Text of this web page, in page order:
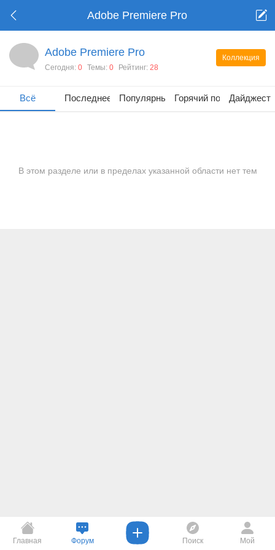
Adobe Premiere Pro
Коллекция
Adobe Premiere Pro
Сегодня: 0 Темы: 0 Рейтинг: 28
Всё Последнее Популярные Горячий постДайджест
В этом разделе или в пределах указанной области нет тем
Главная Форум Поиск Мой